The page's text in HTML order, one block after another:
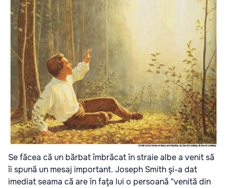
Se făcea că un bărbat îmbrăcat în straie albe a venit să
îi spună un mesaj important. Joseph Smith şi-a dat
imediat seama că are în faţa lui o persoană "venită din